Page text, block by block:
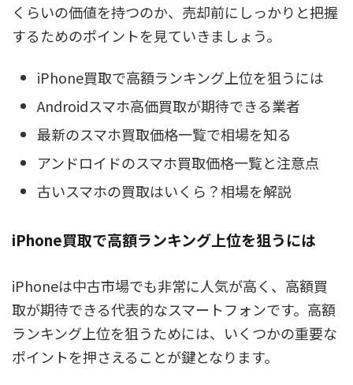
くらいの価値を持つのか、売却前にしっかりと把握
するためのポイントを見ていきましょう。
iPhone買取で高額ランキング上位を狙うには
Androidスマホ高価買取が期待できる業者
最新のスマホ買取価格一覧で相場を知る
アンドロイドのスマホ買取価格一覧と注意点
古いスマホの買取はいくら？相場を解説
iPhone買取で高額ランキング上位を狙うには
iPhoneは中古市場でも非常に人気が高く、高額買
取が期待できる代表的なスマートフォンです。高額
ランキング上位を狙うためには、いくつかの重要な
ポイントを押さえることが鍵となります。